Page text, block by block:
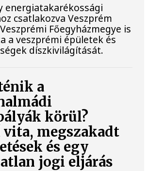
energiatakarékossági
csatlakozva Veszprém
Főegyházmegye is
a veszprémi épületek és
díszkivilágítását.
a
körül?
megszakadt
és egy
jogi eljárás